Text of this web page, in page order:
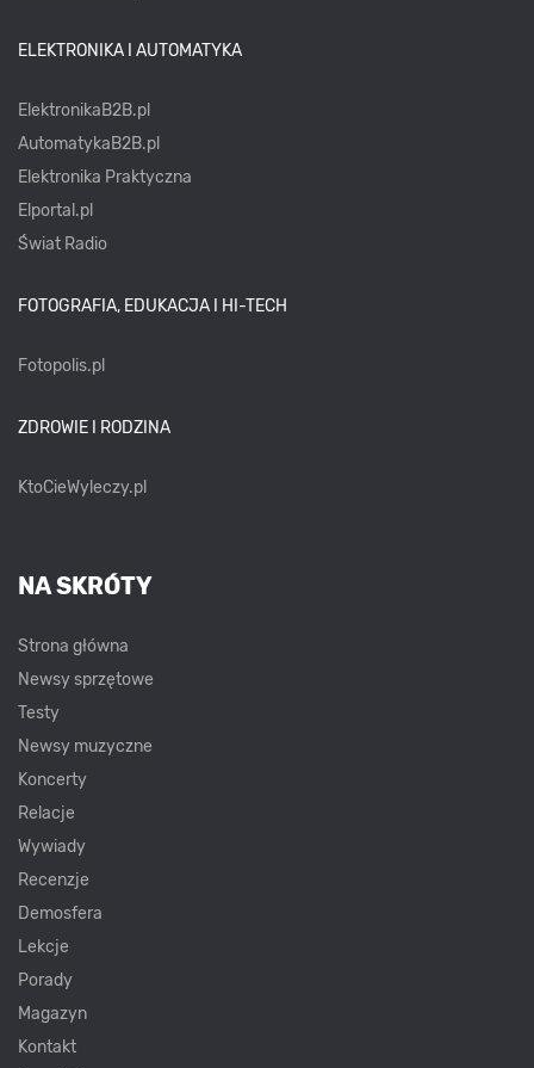
ELEKTRONIKA I AUTOMATYKA
ElektronikaB2B.pl
AutomatykaB2B.pl
Elektronika Praktyczna
Elportal.pl
Świat Radio
FOTOGRAFIA, EDUKACJA I HI-TECH
Fotopolis.pl
ZDROWIE I RODZINA
KtoCieWyleczy.pl
NA SKRÓTY
Strona główna
Newsy sprzętowe
Testy
Newsy muzyczne
Koncerty
Relacje
Wywiady
Recenzje
Demosfera
Lekcje
Porady
Magazyn
Kontakt